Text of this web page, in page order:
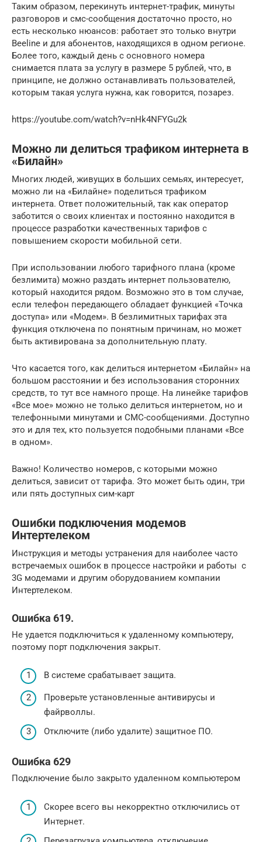
Таким образом, перекинуть интернет-трафик, минуты
разговоров и смс-сообщения достаточно просто, но
есть несколько нюансов: работает это только внутри
Beeline и для абонентов, находящихся в одном регионе.
Более того, каждый день с основного номера
снимается плата за услугу в размере 5 рублей, что, в
принципе, не должно останавливать пользователей,
которым такая услуга нужна, как говорится, позарез.
https://youtube.com/watch?v=nHk4NFYGu2k
Можно ли делиться трафиком интернета в
«Билайн»
Многих людей, живущих в больших семьях, интересует,
можно ли на «Билайне» поделиться трафиком
интернета. Ответ положительный, так как оператор
заботится о своих клиентах и постоянно находится в
процессе разработки качественных тарифов с
повышением скорости мобильной сети.
При использовании любого тарифного плана (кроме
безлимита) можно раздать интернет пользователю,
который находится рядом. Возможно это в том случае,
если телефон передающего обладает функцией «Точка
доступа» или «Модем». В безлимитных тарифах эта
функция отключена по понятным причинам, но может
быть активирована за дополнительную плату.
Что касается того, как делиться интернетом «Билайн» на
большом расстоянии и без использования сторонних
средств, то тут все намного проще. На линейке тарифов
«Все мое» можно не только делиться интернетом, но и
телефонными минутами и СМС-сообщениями. Доступно
это и для тех, кто пользуется подобными планами «Все
в одном».
Важно! Количество номеров, с которыми можно
делиться, зависит от тарифа. Это может быть один, три
или пять доступных сим-карт
Ошибки подключения модемов
Интертелеком
Инструкция и методы устранения для наиболее часто
встречаемых ошибок в процессе настройки и работы с
3G модемами и другим оборудованием компании
Интертелеком.
Ошибка 619.
Не удается подключиться к удаленному компьютеру,
поэтому порт подключения закрыт.
В системе срабатывает защита.
Проверьте установленные антивирусы и
файрволлы.
Отключите (либо удалите) защитное ПО.
Ошибка 629
Подключение было закрыто удаленном компьютером
Скорее всего вы некорректно отключились от
Интернет.